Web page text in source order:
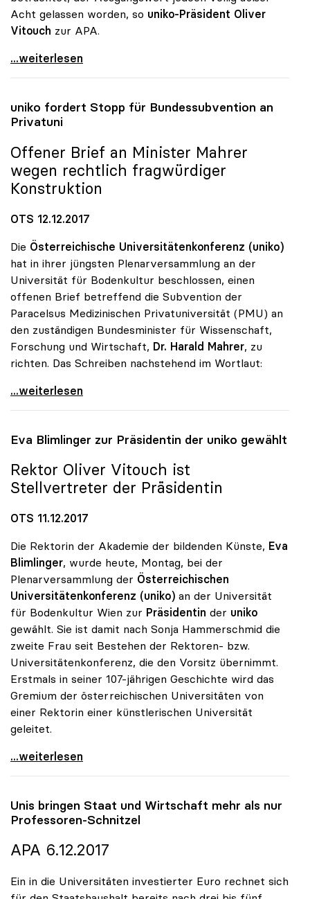
Acht gelassen worden, so uniko-Präsident Oliver
Vitouch zur APA.
Uni-Budget: Studie für uniko problematisch
...weiterlesen
uniko fordert Stopp für Bundessubvention an
Privatuni
Offener Brief an Minister Mahrer
wegen rechtlich fragwürdiger
Konstruktion
OTS 12.12.2017
Die Österreichische Universitätenkonferenz (uniko)
hat in ihrer jüngsten Plenarversammlung an der
Universität für Bodenkultur beschlossen, einen
offenen Brief betreffend die Subvention der
Paracelsus Medizinischen Privatuniversität (PMU) an
den zuständigen Bundesminister für Wissenschaft,
Forschung und Wirtschaft, Dr. Harald Mahrer, zu
richten. Das Schreiben nachstehend im Wortlaut:
uniko fordert Stopp für Bundessubvention an
...weiterlesen
Eva Blimlinger zur Präsidentin der uniko gewählt
Rektor Oliver Vitouch ist
Stellvertreter der Präsidentin
OTS 11.12.2017
Die Rektorin der Akademie der bildenden Künste, Eva
Blimlinger, wurde heute, Montag, bei der
Plenarversammlung der Österreichischen
Universitätenkonferenz (uniko) an der Universität
für Bodenkultur Wien zur Präsidentin der uniko
gewählt. Sie ist damit nach Sonja Hammerschmid die
zweite Frau seit Bestehen der Rektoren- bzw.
Universitätenkonferenz, die den Vorsitz übernimmt.
Erstmals in seiner 107-jährigen Geschichte wird das
Gremium der österreichischen Universitäten von
einer Rektorin einer künstlerischen Universität
geleitet.
Eva Blimlinger zur Präsidentin der uniko gewählt
...weiterlesen
Unis bringen Staat und Wirtschaft mehr als nur
Professoren-Schnitzel
APA 6.12.2017
Ein in die Universitäten investierter Euro rechnet sich